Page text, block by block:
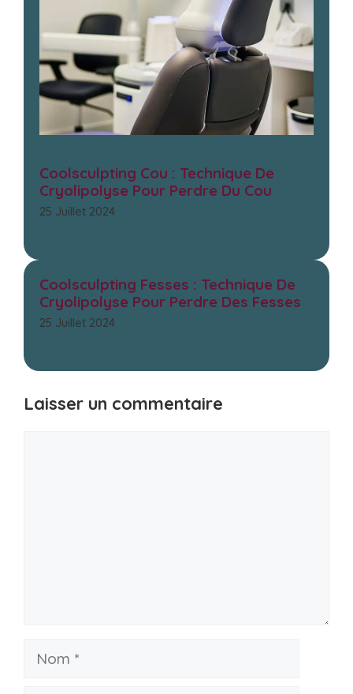
Coolsculpting Cou : Technique De
Cryolipolyse Pour Perdre Du Cou
25 Juillet 2024
Coolsculpting Fesses : Technique De
Cryolipolyse Pour Perdre Des Fesses
25 Juillet 2024
Laisser un commentaire
Nom